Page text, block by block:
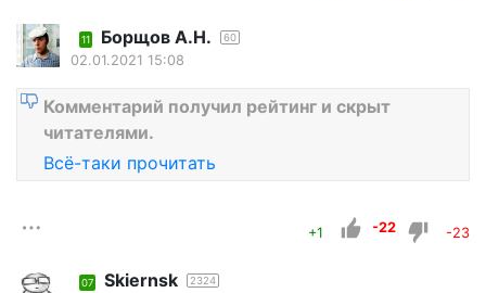
11 Борщов А.Н. 60
02.01.2021 15:08
Комментарий получил рейтинг и скрыт
читателями.
Всё-таки прочитать
+1 -22 -23
07 Skiernsk 2324